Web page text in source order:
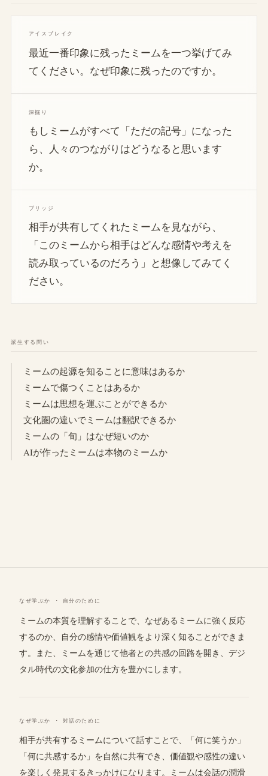
アイスブレイク
最近一番印象に残ったミームを一つ挙げてみ
てください。なぜ印象に残ったのですか。
深掘り
もしミームがすべて「ただの記号」になった
ら、人々のつながりはどうなると思います
か。
ブリッジ
相手が共有してくれたミームを見ながら、
「このミームから相手はどんな感情や考えを
読み取っているのだろう」と想像してみてく
ださい。
派生する問い
ミームの起源を知ることに意味はあるか
ミームで傷つくことはあるか
ミームは思想を運ぶことができるか
文化圏の違いでミームは翻訳できるか
ミームの「旬」はなぜ短いのか
AIが作ったミームは本物のミームか
なぜ学ぶか · 自分のために
ミームの本質を理解することで、なぜあるミームに強く反応
するのか、自分の感情や価値観をより深く知ることができま
す。また、ミームを通じて他者との共感の回路を開き、デジ
タル時代の文化参加の仕方を豊かにします。
なぜ学ぶか · 対話のために
相手が共有するミームについて話すことで、「何に笑うか」
「何に共感するか」を自然に共有でき、価値観や感性の違い
を楽しく発見するきっかけになります。ミームは会話の潤滑